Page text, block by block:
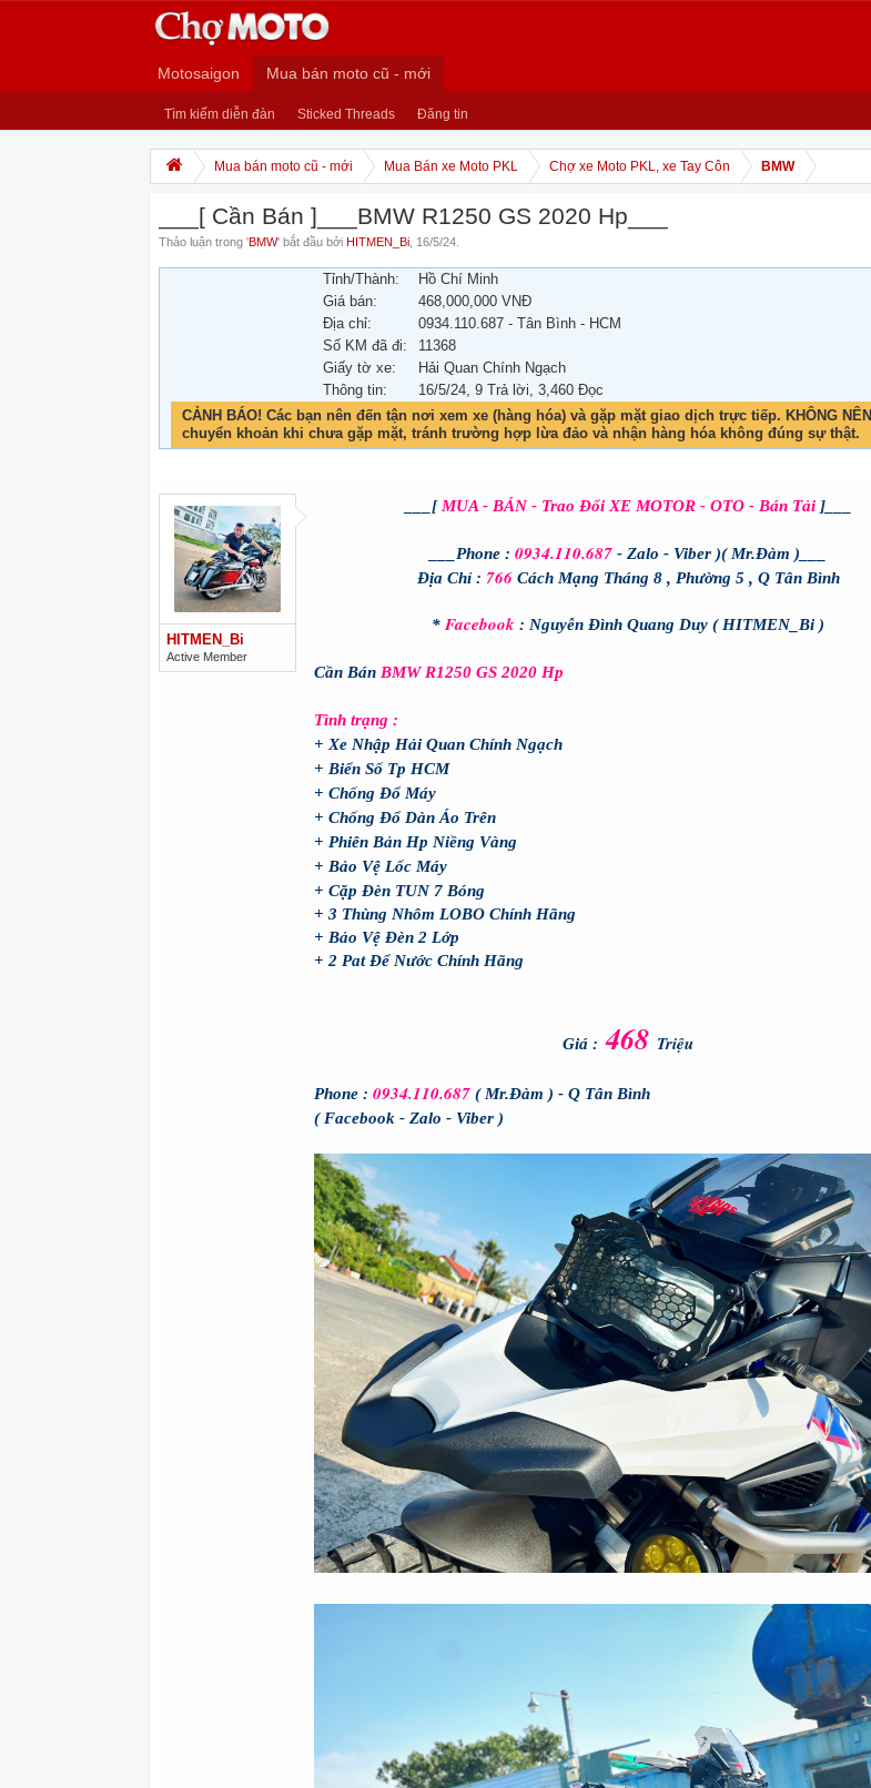
Motosaigon Mua bán moto cũ - mới
Tìm kiếm diễn đàn Sticked Threads Đăng tin
Mua bán moto cũ - mới Mua Bán xe Moto PKL Chợ xe Moto PKL, xe Tay Côn BMW
___[ Cần Bán ]___BMW R1250 GS 2020 Hp___
Thảo luận trong 'BMW' bắt đầu bởi HITMEN_Bi 16/5/24
Tỉnh/Thành:
Hồ Chí Minh
Giá bán:
468,000,000 VNĐ
Địa chỉ:
0934.110.687 - Tân Bình - HCM
Số KM đã đi:
11368
Giấy tờ xe:
Hải Quan Chính Ngạch
Thông tin:
16/5/24, 9 Trả lời, 3,460 Đọc
CẢNH BÁO! Các bạn nên đến tận nơi xem xe (hàng hóa) và gặp mặt giao dịch trực tiếp. KHÔNG NÊN
chuyển khoản khi chưa gặp mặt, tránh trường hợp lừa đảo và nhận hàng hóa không đúng sự thật.
HITMEN_Bi
Active Member
___[ MUA - BÁN - Trao Đổi XE MOTOR - OTO - Bán Tải]___
___Phone : 0934.110.687 - Zalo - Viber )( Mr.Đàm )___
Địa Chỉ : 766Cách Mạng Tháng 8 , Phường 5 , Q Tân Bình
* Facebook : Nguyễn Đình Quang Duy ( HITMEN_Bi )
Cần Bán BMW R1250 GS 2020 Hp
Tình trạng :
+ Xe Nhập Hải Quan Chính Ngạch
+ Biển Số Tp HCM
+ Chống Đổ Máy
+ Chống Đổ Dàn Áo Trên
+ Phiên Bản Hp Niềng Vàng
+ Bảo Vệ Lốc Máy
+ Cặp Đèn TUN 7 Bóng
+ 3 Thùng Nhôm LOBO Chính Hãng
+ Bảo Vệ Đèn 2 Lớp
+ 2 Pat Để Nước Chính Hãng
Giá : 468 Triệu
Phone : 0934.110.687 ( Mr.Đàm ) - Q Tân Bình
( Facebook - Zalo - Viber )